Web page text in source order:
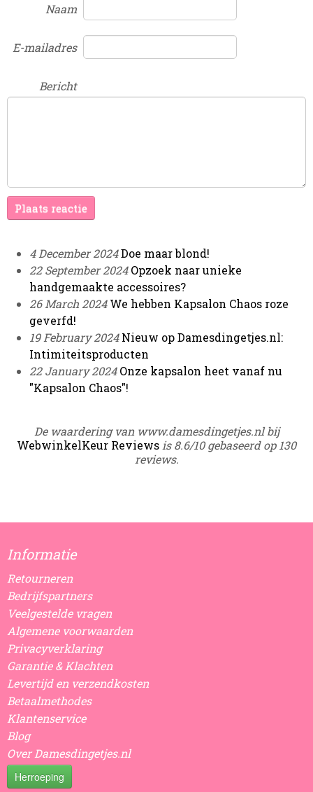
Naam
E-mailadres
Bericht
Plaats reactie
4 December 2024Doe maar blond!
22 September 2024 Opzoek naar unieke
handgemaakte accessoires?
26 March 2024 We hebben Kapsalon Chaos roze
geverfd!
19 February 2024 Nieuw op Damesdingetjes.nl:
Intimiteitsproducten
22 January 2024 Onze kapsalon heet vanaf nu
"Kapsalon Chaos"!
De waardering van www.damesdingetjes.nl bij
WebwinkelKeur Reviews is 8.6/10 gebaseerd op 130
reviews.
Informatie
Retourneren
Bedrijfspartners
Veelgestelde vragen
Algemene voorwaarden
Privacyverklaring
Garantie & Klachten
Levertijd en verzendkosten
Betaalmethodes
Klantenservice
Blog
Over Damesdingetjes.nl
Herroeping